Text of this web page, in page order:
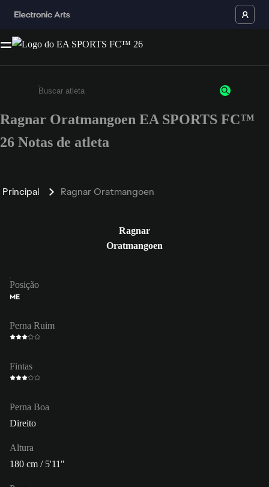
Insira pelo menos 3 caracteres ou números
Ragnar Oratmangoen EA SPORTS FC™
26 Notas de atleta
Principal Ragnar Oratmangoen
Ragnar
Oratmangoen
Posição
ME
Perna Ruim
Fintas
Perna Boa
Direito
Altura
180 cm / 5'11"